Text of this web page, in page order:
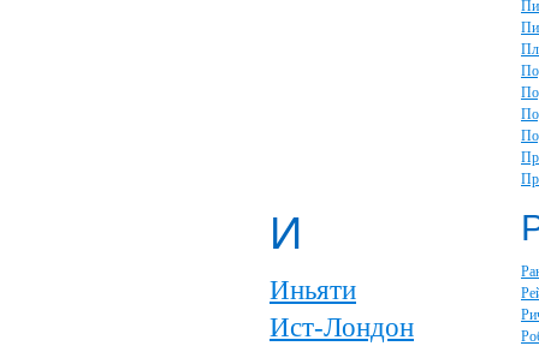
И
Иньяти
Ист-Лондон